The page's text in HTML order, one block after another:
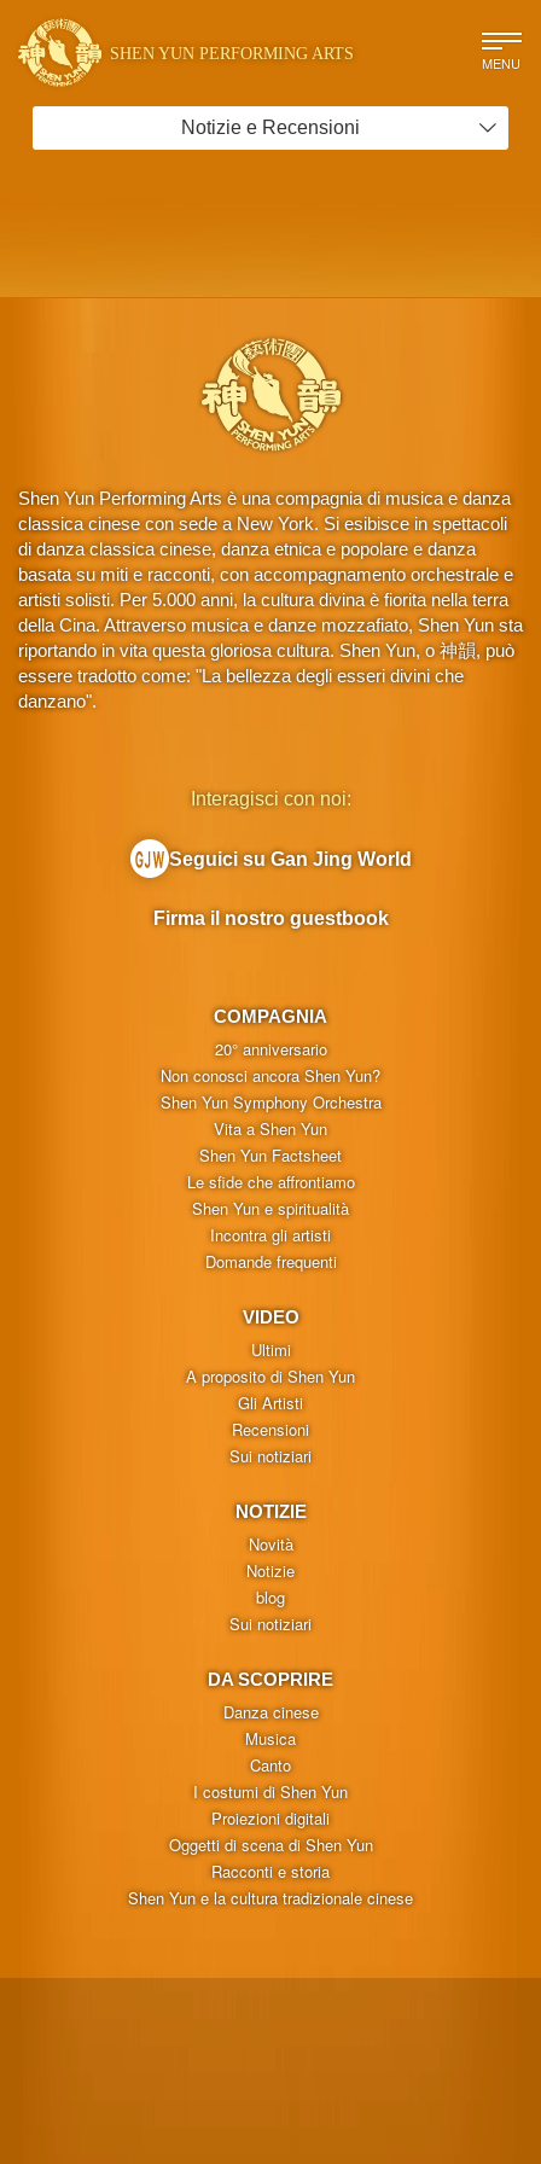
SHEN YUN PERFORMING ARTS MENU
Notizie e Recensioni
Shen Yun Performing Arts è una compagnia di musica e danza
classica cinese con sede a New York. Si esibisce in spettacoli
di danza classica cinese, danza etnica e popolare e danza
basata su miti e racconti, con accompagnamento orchestrale e
artisti solisti. Per 5.000 anni, la cultura divina è fiorita nella terra
della Cina. Attraverso musica e danze mozzafiato, Shen Yun sta
riportando in vita questa gloriosa cultura. Shen Yun, o 神韻, può
essere tradotto come: "La bellezza degli esseri divini che
danzano".
COMPAGNIA
20° anniversario
Non conosci ancora Shen Yun?
Shen Yun Symphony Orchestra
Vita a Shen Yun
Shen Yun Factsheet
Le sfide che affrontiamo
Shen Yun e spiritualità
Incontra gli artisti
Domande frequenti
VIDEO
Ultimi
A proposito di Shen Yun
Gli Artisti
Recensioni
Sui notiziari
NOTIZIE
Novità
Notizie
blog
Sui notiziari
DA SCOPRIRE
Danza cinese
Musica
Canto
I costumi di Shen Yun
Proiezioni digitali
Oggetti di scena di Shen Yun
Racconti e storia
Shen Yun e la cultura tradizionale cinese
Interagisci con noi:
Seguici su Gan Jing World
Firma il nostro guestbook